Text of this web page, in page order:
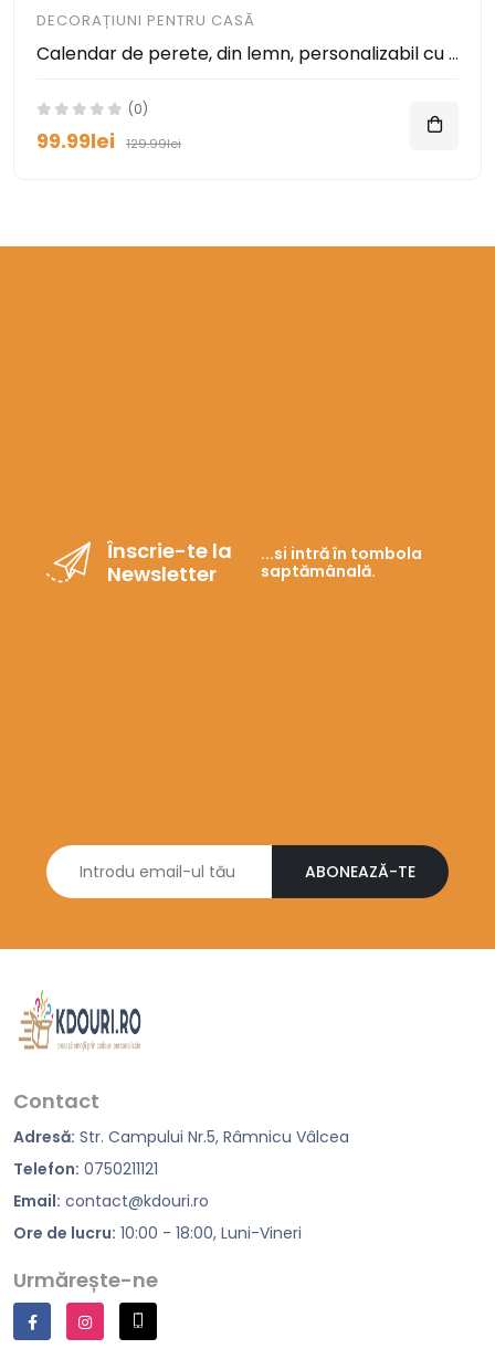
DECORAȚIUNI PENTRU CASĂ
Calendar de perete, din lemn, personalizabil cu orice mesaj sau logo
(0)
99.99lei 129.99lei
Înscrie-te la
Newsletter
...si intră în tombola
saptămânală.
ABONEAZĂ-TE
Contact
Adresă: Str. Campului Nr.5, Râmnicu Vâlcea
Telefon: 0750211121
Email: contact@kdouri.ro
Ore de lucru: 10:00 - 18:00, Luni-Vineri
Urmărește-ne